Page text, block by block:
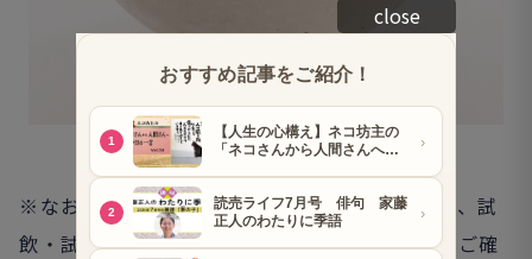
いちごと白みりんのかき氷 など
※なお、内容が変更になる場合もありますので、試
飲・試食も実施日時などの詳細は専用サイトでご確
close